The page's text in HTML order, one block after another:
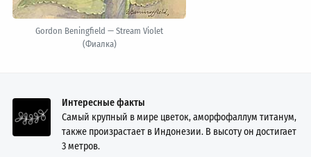
Gordon Beningfield — Stream Violet
(Фиалка)
Интересные факты
Самый крупный в мире цветок, аморфофаллум титанум,
также произрастает в Индонезии. В высоту он достигает
3 метров.